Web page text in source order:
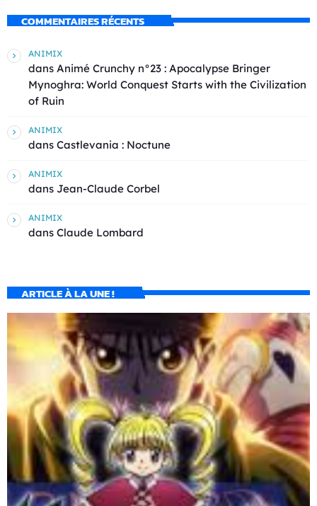
COMMENTAIRES RÉCENTS
ANIMIX
dans Animé Crunchy n°23 : Apocalypse Bringer
Mynoghra: World Conquest Starts with the Civilization
of Ruin
ANIMIX
dans Castlevania : Noctune
ANIMIX
dans Jean-Claude Corbel
ANIMIX
dans Claude Lombard
ARTICLE À LA UNE !